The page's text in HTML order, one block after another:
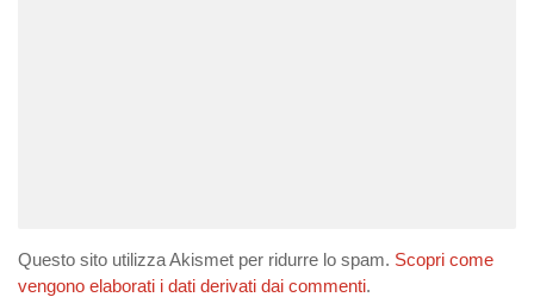
Questo sito utilizza Akismet per ridurre lo spam. Scopri come
vengono elaborati i dati derivati dai commenti.